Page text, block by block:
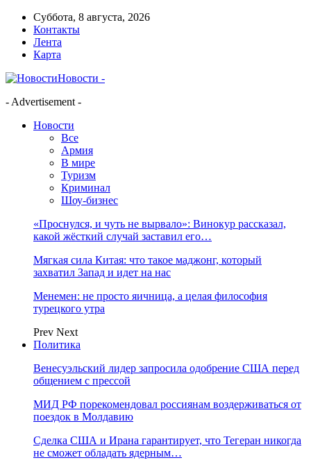
Суббота, 8 августа, 2026
Контакты
Лента
Карта
Новости -
- Advertisement -
Новости
Все
Армия
В мире
Туризм
Криминал
Шоу-бизнес
«Проснулся, и чуть не вырвало»: Винокур рассказал,
какой жёсткий случай заставил его…
Мягкая сила Китая: что такое маджонг, который
захватил Запад и идет на нас
Менемен: не просто яичница, а целая философия
турецкого утра
Prev Next
Политика
Венесуэльский лидер запросила одобрение США перед
общением с прессой
МИД РФ порекомендовал россиянам воздерживаться от
поездок в Молдавию
Сделка США и Ирана гарантирует, что Тегеран никогда
не сможет обладать ядерным…